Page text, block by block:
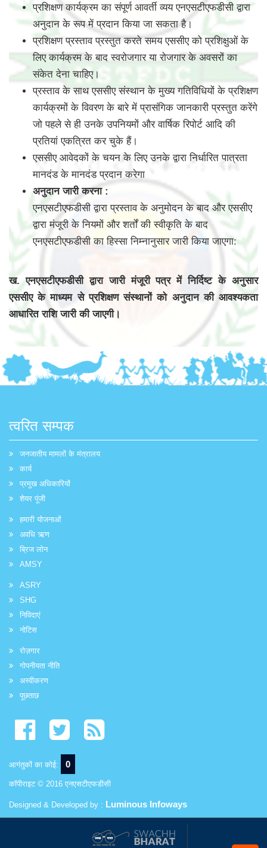
प्रशिक्षण कार्यक्रम का संपूर्ण आवर्ती व्यय एनएसटीएफडीसी द्वारा
अनुदान के रूप में प्रदान किया जा सकता है।
प्रशिक्षण प्रस्ताव प्रस्तुत करते समय एससीए को प्रशिक्षुओं के
लिए कार्यक्रम के बाद स्वरोजगार या रोजगार के अवसरों का
संकेत देना चाहिए।
प्रस्ताव के साथ एससीए संस्थान के मुख्य गतिविधियों के प्रशिक्षण
कार्यक्रमों के विवरण के बारे में प्रासंगिक जानकारी प्रस्तुत करेंगे
जो पहले से ही उनके उपनियमों और वार्षिक रिपोर्ट आदि की
प्रतियां एकत्रित कर चुके हैं।
एससीए आवेदकों के चयन के लिए उनके द्वारा निर्धारित पात्रता
मानदंड के मानदंड प्रदान करेगा
अनुदान जारी करना :
एनएसटीएफडीसी द्वारा प्रस्ताव के अनुमोदन के बाद और एससीए
द्वारा मंजूरी के नियमों और शर्तों की स्वीकृति के बाद
एनएसटीएफडीसी का हिस्सा निम्नानुसार जारी किया जाएगा:
ख. एनएसटीएफडीसी द्वारा जारी मंजूरी पत्र में निर्दिष्ट के अनुसार
एससीए के माध्यम से प्रशिक्षण संस्थानों को अनुदान की आवश्यकता
आधारित राशि जारी की जाएगी।
त्वरित सम्पक
जनजातीय मामलों के मंत्रालय
कार्य
प्रमुख अधिकारियों
शेयर पूंजी
हमारी योजनाओं
अवधि ऋण
ब्रिज लोन
AMSY
ASRY
SHG
निविदाएं
नोटिस
रोज़गार
गोपनीयता नीति
अस्वीकरण
पूछताछ
आगंतुकों का कोई: 0
कॉपीराइट © 2016 एनएसटीएफडीसी
Designed & Developed by : Luminous Infoways